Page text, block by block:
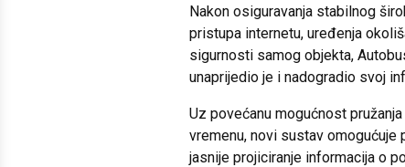
Nakon osiguravanja stabilnog
pristupa internetu, uređenja
sigurnosti samog objekta,
unaprijedio je i nadogradio svoj
Uz povećanu mogućnost
vremenu, novi sustav omogućuje
jasnije projiciranje informacija o